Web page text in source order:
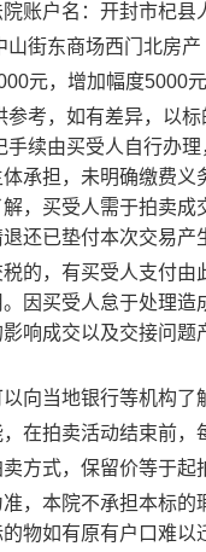
账户名：开封市杞县
山街东商场西门北房
元，增加幅度5000元
考，如有差异，以
手续由买受人自行办
承担，未明确缴费
，买受人需于拍卖成
还已垫付本次交易产
的，有买受人支付
因买受人怠于处理
响成交以及交接问
向当地银行等机构了
在拍卖活动结束前，
方式，保留价等于
，本院不承担本标
物如有原有户口难以